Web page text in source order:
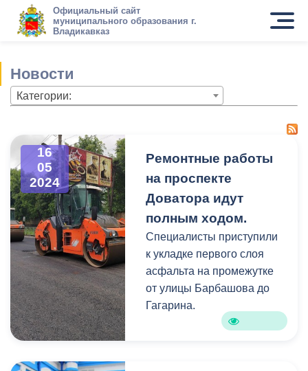
Официальный сайт
муниципального образования г.
Владикавказ
Новости
Категории:
16
05
2024
Ремонтные работы
на проспекте
Доватора идут
полным ходом.
Специалисты приступили
к укладке первого слоя
асфальта на промежутке
от улицы Барбашова до
Гагарина.